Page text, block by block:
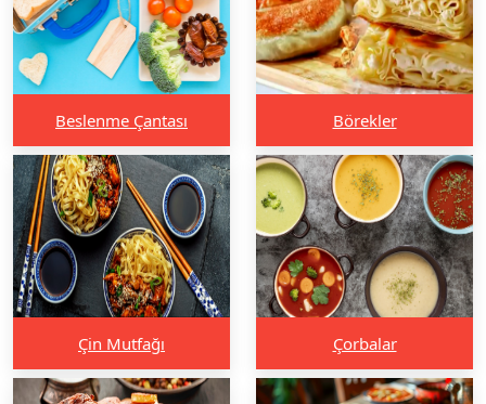
Beslenme Çantası Börekler
Çin Mutfağı Çorbalar